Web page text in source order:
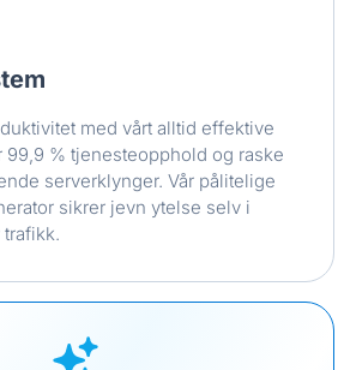
med vårt alltid effektive
99,9 % tjenesteopphold og raske
serverklynger. Vår pålitelige
sikrer jevn ytelse selv i